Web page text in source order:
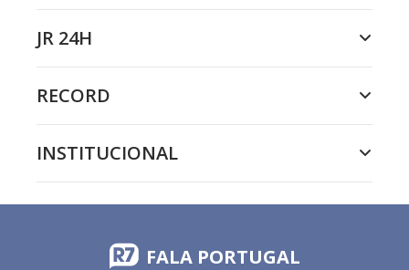
JR 24H
RECORD
INSTITUCIONAL
FALA PORTUGAL